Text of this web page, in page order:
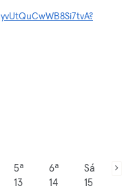
5ª
13
6ª
14
Sá
15